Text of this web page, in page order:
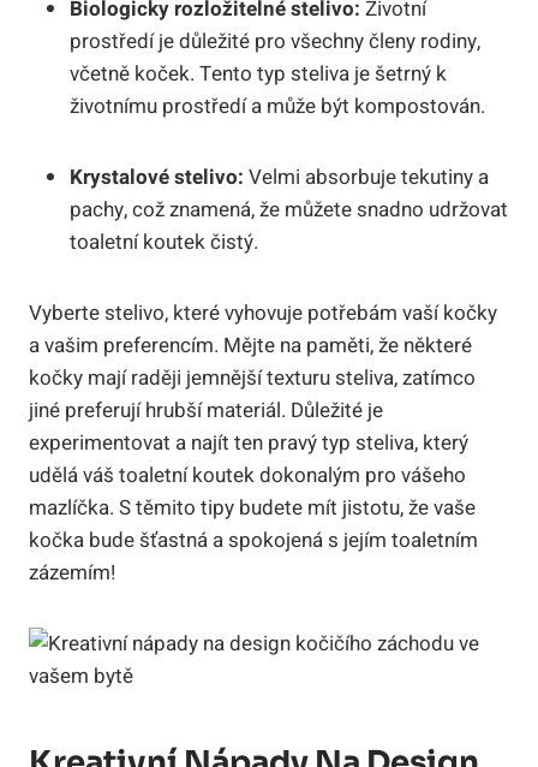
Biologicky rozložitelné stelivo: Životní
prostředí je důležité pro všechny členy rodiny,
včetně koček. Tento typ steliva je šetrný k
životnímu prostředí a může být kompostován.
Krystalové stelivo: Velmi absorbuje tekutiny a
pachy, což znamená, že můžete snadno udržovat
toaletní koutek čistý.
Vyberte stelivo, které vyhovuje potřebám vaší kočky
a vašim preferencím. Mějte na paměti, že některé
kočky mají raději jemnější texturu steliva, zatímco
jiné preferují hrubší materiál. Důležité je
experimentovat a najít ten pravý typ steliva, který
udělá váš toaletní koutek dokonalým pro vášeho
mazlíčka. S těmito tipy budete mít jistotu, že vaše
kočka bude šťastná a spokojená s jejím toaletním
zázemím!